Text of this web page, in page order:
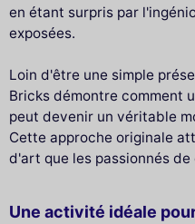
en étant surpris par
exposées.
Loin d'être une simple
Bricks démontre comment
peut devenir un véritable
Cette approche originale
d'art que les passionnés
Une activité idéale